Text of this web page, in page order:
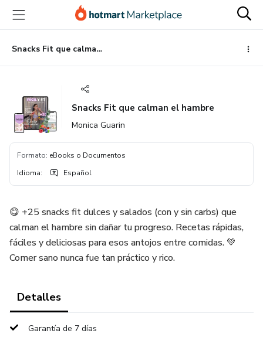
principal
página
de
página
Snacks Fit que calman el hambre
Snacks Fit que calman el hambre
Monica Guarin
Formato: eBooks o Documentos
Idioma: Español
😋 +25 snacks fit dulces y salados (con y sin carbs) que
calman el hambre sin dañar tu progreso. Recetas rápidas,
fáciles y deliciosas para esos antojos entre comidas. 💚
Comer sano nunca fue tan práctico y rico.
Detalles
Garantía de 7 días